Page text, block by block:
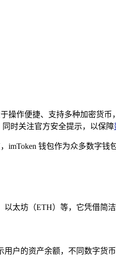
操作便捷、支持多种加密货
时关注官方安全提示，以保障
钱包作为众多数字
太坊（ETH）等，它凭借简
户的资产余额，不同数字货